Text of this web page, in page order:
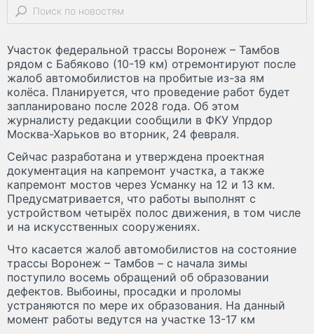
Участок федеральной трассы Воронеж – Тамбов
рядом с Бабяково (10-19 км) отремонтируют после
жалоб автомобилистов на пробитые из-за ям
колёса. Планируется, что проведение работ будет
запланировано после 2028 года. Об этом
журналисту редакции сообщили в ФКУ Упрдор
Москва-Харьков во вторник, 24 февраля.
Сейчас разработана и утверждена проектная
документация на капремонт участка, а также
капремонт мостов через Усманку на 12 и 13 км.
Предусматривается, что работы выполнят с
устройством четырёх полос движения, в том числе
и на искусственных сооружениях.
Что касается жалоб автомобилистов на состояние
трассы Воронеж – Тамбов – с начала зимы
поступило восемь обращений об образовании
дефектов. Выбоины, просадки и проломы
устраняются по мере их образования. На данный
момент работы ведутся на участке 13-17 км